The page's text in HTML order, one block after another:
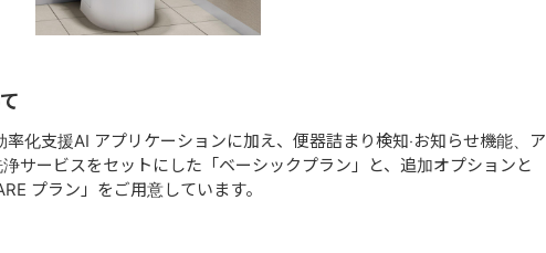
化⽀援AI アプリケーションに加え、便器詰まり検知‧お知らせ機能、ア
サービスをセットにした「ベーシックプラン」と、追加オプションと
プラン」をご⽤意しています。